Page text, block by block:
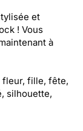
et
! Vous
à
fleur, fille, fête,
silhouette,